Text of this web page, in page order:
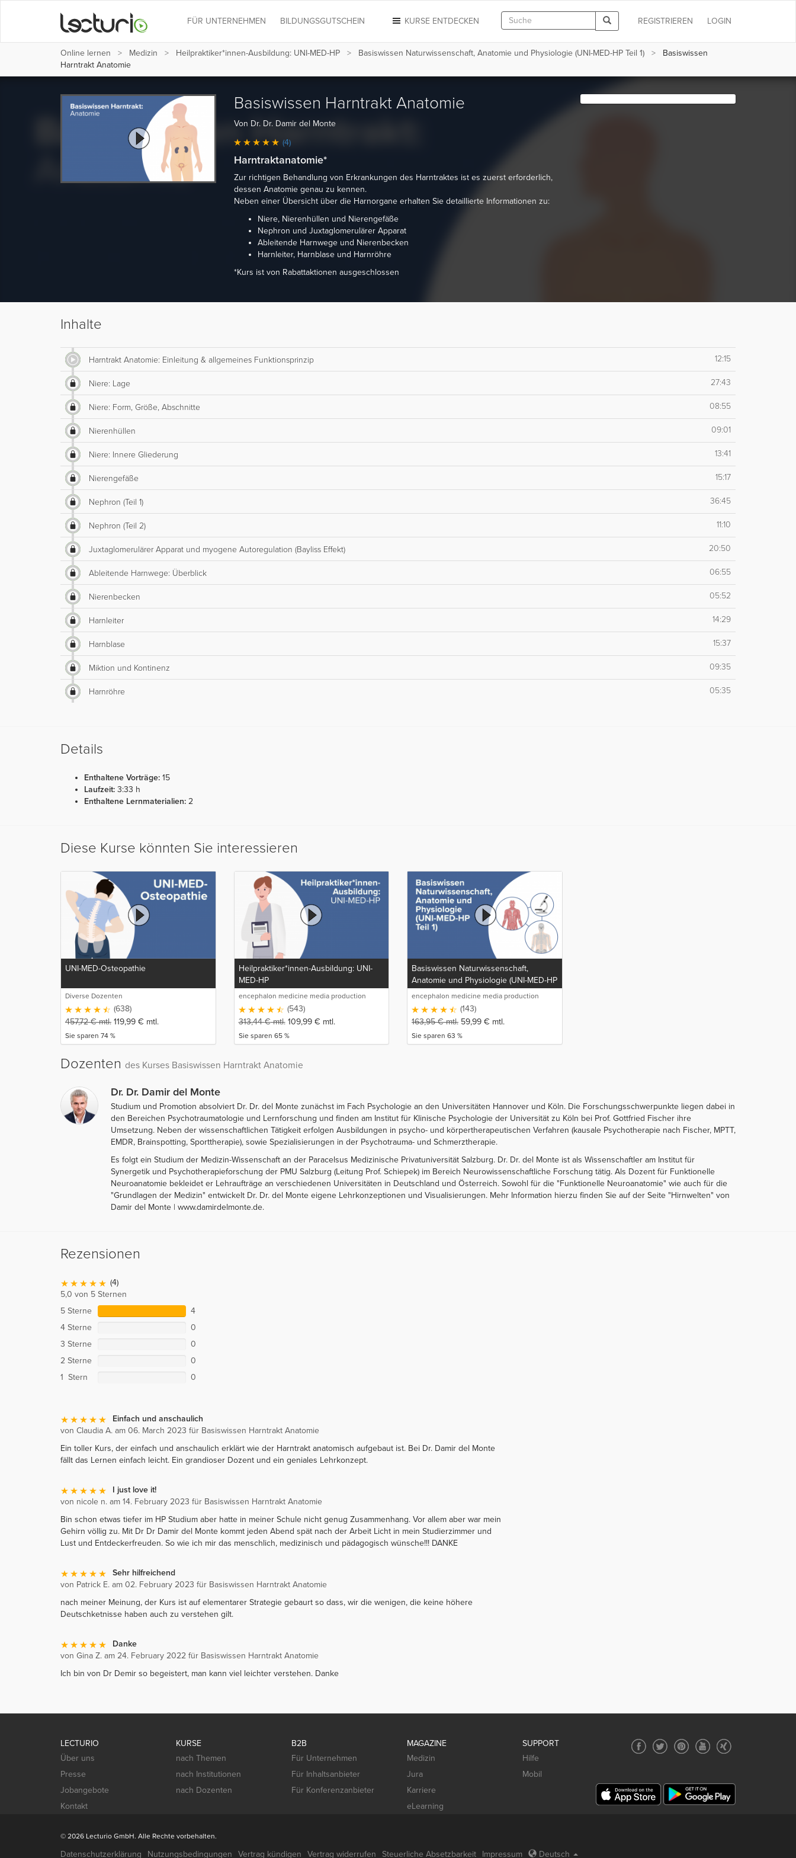
LOGIN
REGISTRIEREN
KURSE ENTDECKEN
FÜR UNTERNEHMEN BILDUNGSGUTSCHEIN
Online lernen Medizin Heilpraktiker*innen-Ausbildung: UNI-MED-HP Basiswissen Naturwissenschaft, Anatomie und Physiologie (UNI-MED-HP Teil 1)
Basiswissen
Harntrakt Anatomie
Basiswissen Harntrakt Anatomie
Von Dr. Dr. Damir del Monte
(4)
Harntraktanatomie*
Zur richtigen Behandlung von Erkrankungen des Harntraktes ist es zuerst erforderlich,
dessen Anatomie genau zu kennen.
Neben einer Übersicht über die Harnorgane erhalten Sie detaillierte Informationen zu:
Niere, Nierenhüllen und Nierengefäße
Nephron und Juxtaglomerulärer Apparat
Ableitende Harnwege und Nierenbecken
Harnleiter, Harnblase und Harnröhre
*Kurs ist von Rabattaktionen ausgeschlossen
Inhalte
Harntrakt Anatomie: Einleitung & allgemeines Funktionsprinzip 12:15
Niere: Lage 27:43
Niere: Form, Größe, Abschnitte 08:55
Nierenhüllen 09:01
Niere: Innere Gliederung 13:41
Nierengefäße 15:17
Nephron (Teil 1) 36:45
Nephron (Teil 2) 11:10
Juxtaglomerulärer Apparat und myogene Autoregulation (Bayliss Effekt) 20:50
Ableitende Harnwege: Überblick 06:55
Nierenbecken 05:52
Harnleiter 14:29
Harnblase 15:37
Miktion und Kontinenz 09:35
Harnröhre 05:35
Details
Enthaltene Vorträge: 15
Laufzeit: 3:33 h
Enthaltene Lernmaterialien: 2
Diese Kurse könnten Sie interessieren
UNI-MED-Osteopathie
Diverse Dozenten
(638)
457,72€mtl. 119,99 € mtl.
Sie sparen 74 %
Heilpraktiker*innen-Ausbildung: UNI-
MED-HP
encephalon medicine media production
GmbH
(543)
313,44€mtl. 109,99 € mtl.
Sie sparen 65 %
Basiswissen Naturwissenschaft,
Anatomie und Physiologie (UNI-MED-HP
encephalon medicine media production
GmbH
(143)
163,95€mtl. 59,99 € mtl.
Sie sparen 63 %
Dozenten des Kurses Basiswissen Harntrakt Anatomie
Dr. Dr. Damir del Monte
Studium und Promotion absolviert Dr. Dr. del Monte zunächst im Fach Psychologie an den Universitäten Hannover und Köln. Die Forschungsschwerpunkte liegen dabei in
den Bereichen Psychotraumatologie und Lernforschung und finden am Institut für Klinische Psychologie der Universität zu Köln bei Prof. Gottfried Fischer ihre
Umsetzung. Neben der wissenschaftlichen Tätigkeit erfolgen Ausbildungen in psycho- und körpertherapeutischen Verfahren (kausale Psychotherapie nach Fischer, MPTT,
EMDR, Brainspotting, Sporttherapie), sowie Spezialisierungen in der Psychotrauma- und Schmerztherapie.
Es folgt ein Studium der Medizin-Wissenschaft an der Paracelsus Medizinische Privatuniversität Salzburg. Dr. Dr. del Monte ist als Wissenschaftler am Institut für
Synergetik und Psychotherapieforschung der PMU Salzburg (Leitung Prof. Schiepek) im Bereich Neurowissenschaftliche Forschung tätig. Als Dozent für Funktionelle
Neuroanatomie bekleidet er Lehraufträge an verschiedenen Universitäten in Deutschland und Österreich. Sowohl für die "Funktionelle Neuroanatomie" wie auch für die
"Grundlagen der Medizin" entwickelt Dr. Dr. del Monte eigene Lehrkonzeptionen und Visualisierungen. Mehr Information hierzu finden Sie auf der Seite "Hirnwelten" von
Damir del Monte | www.damirdelmonte.de.
Rezensionen
(4)
5,0 von 5 Sternen
5 Sterne
4
4 Sterne
0
3 Sterne
0
2 Sterne
0
1 Stern
0
Einfach und anschaulich
von Claudia A. am 06. March 2023 für Basiswissen Harntrakt Anatomie
Ein toller Kurs, der einfach und anschaulich erklärt wie der Harntrakt anatomisch aufgebaut ist. Bei Dr. Damir del Monte
fällt das Lernen einfach leicht. Ein grandioser Dozent und ein geniales Lehrkonzept.
I just love it!
von nicole n. am 14. February 2023 für Basiswissen Harntrakt Anatomie
Bin schon etwas tiefer im HP Studium aber hatte in meiner Schule nicht genug Zusammenhang. Vor allem aber war mein
Gehirn völlig zu. Mit Dr Dr Damir del Monte kommt jeden Abend spät nach der Arbeit Licht in mein Studierzimmer und
Lust und Entdeckerfreuden. So wie ich mir das menschlich, medizinisch und pädagogisch wünsche!!! DANKE
Sehr hilfreichend
von Patrick E. am 02. February 2023 für Basiswissen Harntrakt Anatomie
nach meiner Meinung, der Kurs ist auf elementarer Strategie gebaurt so dass, wir die wenigen, die keine höhere
Deutschketnisse haben auch zu verstehen gilt.
Danke
von Gina Z. am 24. February 2022 für Basiswissen Harntrakt Anatomie
Ich bin von Dr Demir so begeistert, man kann viel leichter verstehen. Danke
LECTURIO
Über uns
Presse
Jobangebote
Kontakt
KURSE
nach Themen
nach Institutionen
nach Dozenten
B2B
Für Unternehmen
Für Inhaltsanbieter
Für Konferenzanbieter
MAGAZINE
Medizin
Jura
Karriere
eLearning
SUPPORT
Hilfe
Mobil
© 2026 Lecturio GmbH. Alle Rechte vorbehalten.
Datenschutzerklärung Nutzungsbedingungen Vertrag kündigen Vertrag widerrufen Steuerliche Absetzbarkeit Impressum Deutsch